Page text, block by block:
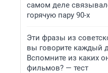
самом деле
горячую пару 90-х
Эти фразы из
вы говорите каждый
Вспомните из каких
фильмов? — тест